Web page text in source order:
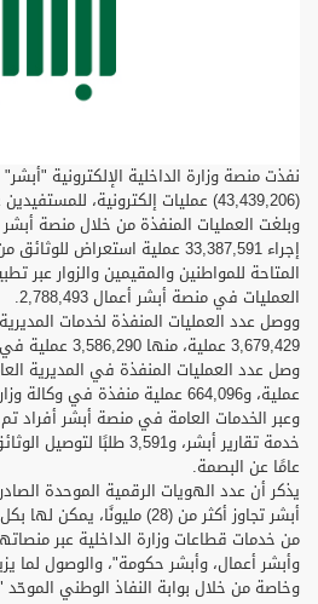
نفذت منصة وزارة الداخلية الإلكترونية
(43,439,206) عمليات إلكترونية، للمستفيدين عبر أبشر أفراد وأعمال.
إجراء 33,387,591 عملية استعراض
المتاحة للمواطنين والمقيمين والزوار عبر
العمليات في منصة أبشر أعمال 2,788,493.
ووصل عدد العمليات المنفذة لخدمات
3,679,429 عملية،
عملية، و664,096 عملية منفذة في وكالة وزارة الداخلية للأحوال المدنية.
عامًا عن البصمة.
يذكر أن عدد الهويات الرقمية الموحدة
أبشر تجاوز أكثر من (28)
من خدمات قطاعات وزارة الداخلية عبر
وخاصة من خلال بوابة النفاذ الوطني الموحّد